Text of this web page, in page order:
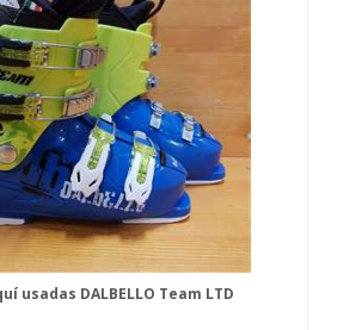
usadas DALBELLO Team LTD